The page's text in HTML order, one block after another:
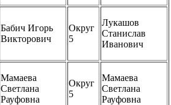
Бабич Игорь
Викторович
Округ
5
Лукашов
Станислав
Иванович
Мамаева
Светлана
Рауфовна
Округ
5
Мамаева
Светлана
Рауфовна